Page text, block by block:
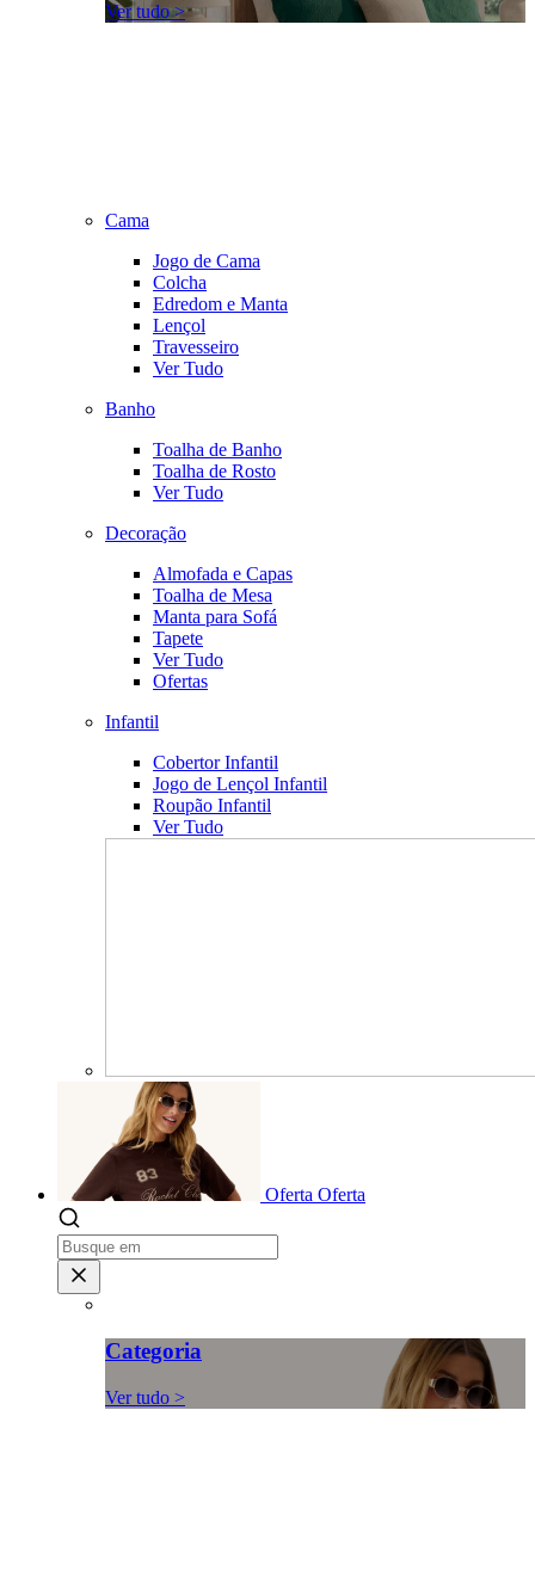
Ver tudo >
Cama
Jogo de Cama
Colcha
Edredom e Manta
Lençol
Travesseiro
Ver Tudo
Banho
Toalha de Banho
Toalha de Rosto
Ver Tudo
Decoração
Almofada e Capas
Toalha de Mesa
Manta para Sofá
Tapete
Ver Tudo
Ofertas
Infantil
Cobertor Infantil
Jogo de Lençol Infantil
Roupão Infantil
Ver Tudo
Oferta Oferta
Categoria
Ver tudo >